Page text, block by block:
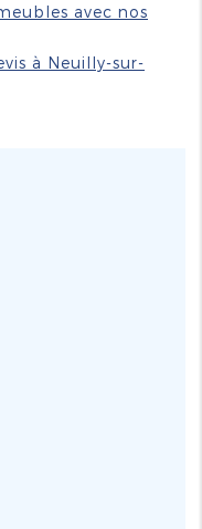
avec nos
à Neuilly-sur-